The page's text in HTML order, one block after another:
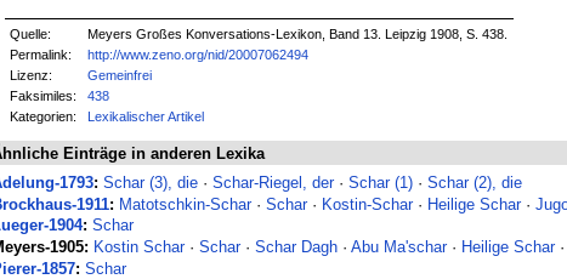
Quelle:
Meyers Großes Konversations-Lexikon, Band 13. Leipzig 1908, S. 438.
Permalink:
http://www.zeno.org/nid/20007062494
Lizenz:
Gemeinfrei
Faksimiles:
438
Kategorien:
Lexikalischer Artikel
Einträge in anderen Lexika
1793: Schar (3), die ·Schar-Riegel, der·Schar (1) ·Schar (2), die
1911: Matotschkin-Schar·Schar· Kostin-Schar· Heilige Schar·
1904: Schar
1905: Kostin Schar·Schar·Schar Dagh ·Abu Ma'schar· Heilige Schar
1857: Schar